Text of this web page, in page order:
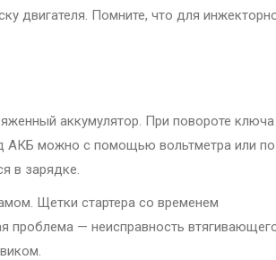
двигателя. Помните, что для
аккумулятор. При повороте
АКБ можно с помощью вольтметра или по
в зарядке.
Щетки стартера со временем
проблема — неисправность